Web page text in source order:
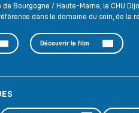
de Bourgogne / Haute-Marne, le CHU
dans le domaine du soin, de la
Découvrir le film